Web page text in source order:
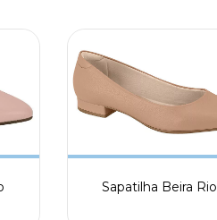
Sapatilha Beira Rio